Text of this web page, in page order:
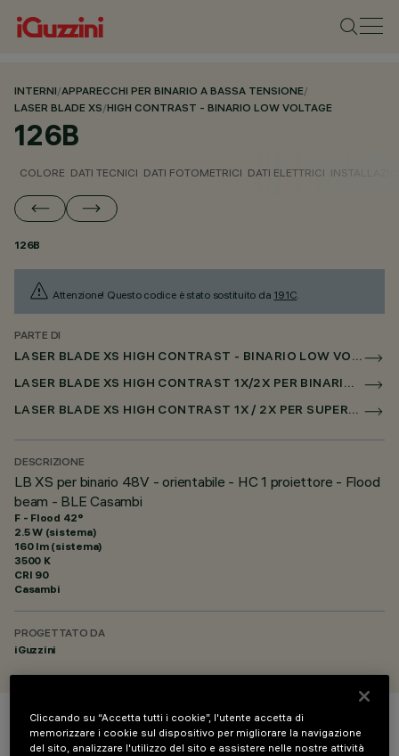
INTERNI/APPARECCHI PER BINARIO A BASSA TENSIONE/
LASER BLADE XS/HIGH CONTRAST - BINARIO LOW VOLTAGE
126B
COLORE DATI TECNICI DATI FOTOMETRICI DATI ELETTRICI
126B
Attenzione! Questo codice è stato sostituito da 191C.
PARTE DI
LASER BLADE XS HIGH CONTRAST - BINARIO LOW VOLTAGE
LASER BLADE XS HIGH CONTRAST 1X/2X PER BINARIO LOW VOLTAGE CASAMBI
LASER BLADE XS HIGH CONTRAST 1X / 2X PER SUPERRAIL CASAMBI
DESCRIZIONE
LB XS per binario 48V - orientabile - HC 1 proiettore - Flood
beam - BLE Casambi
F - Flood 42°
2.5 W (sistema)
160 lm (sistema)
3500 K
CRI 90
Casambi
PROGETTATO DA
iGuzzini
COLORE
Cliccando su “Accetta tutti i cookie”, l'utente accetta di
memorizzare i cookie sul dispositivo per migliorare la navigazione
del sito, analizzare l'utilizzo del sito e assistere nelle nostre attività